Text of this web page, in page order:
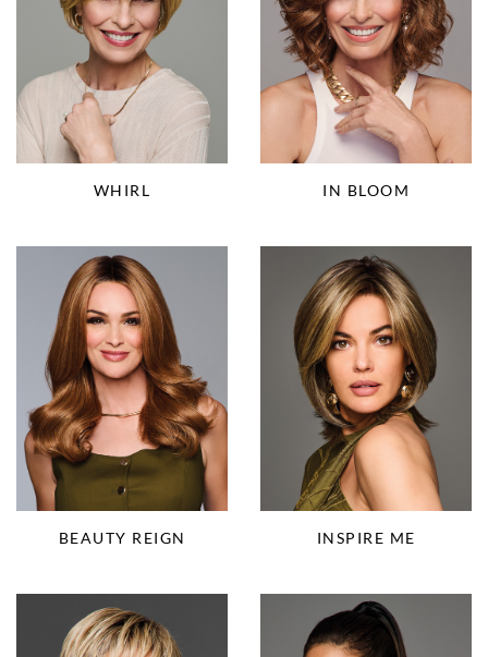
WHIRL IN BLOOM
BEAUTY REIGN INSPIRE ME